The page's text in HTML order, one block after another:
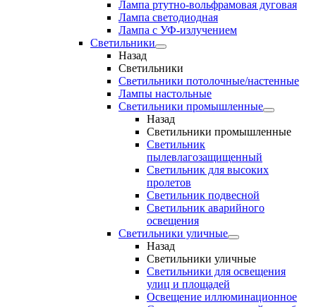
Лампа ртутно-вольфрамовая дуговая
Лампа светодиодная
Лампа с УФ-излучением
Светильники
Назад
Светильники
Светильники потолочные/настенные
Лампы настольные
Светильники промышленные
Назад
Светильники промышленные
Светильник
пылевлагозащищенный
Светильник для высоких
пролетов
Светильник подвесной
Светильник аварийного
освещения
Светильники уличные
Назад
Светильники уличные
Светильники для освещения
улиц и площадей
Освещение иллюминационное